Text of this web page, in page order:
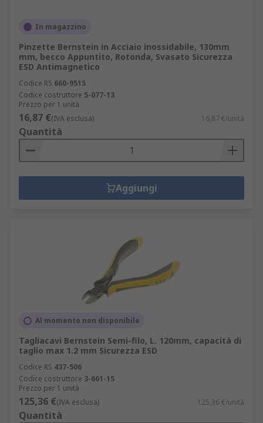
In magazzino
Pinzette Bernstein in Acciaio inossidabile, 130mm
mm, becco Appuntito, Rotonda, Svasato Sicurezza
ESD Antimagnetico
Codice RS 660-9515
Codice costruttore 5-077-13
Prezzo per 1 unità
16,87 €(IVA esclusa) 16,87 €/unità
Quantità
Aggiungi
Al momento non disponibile
Tagliacavi Bernstein Semi-filo, L. 120mm, capacità di
taglio max 1.2 mm Sicurezza ESD
Codice RS 437-506
Codice costruttore 3-661-15
Prezzo per 1 unità
125,36 €(IVA esclusa) 125,36 €/unità
Quantità